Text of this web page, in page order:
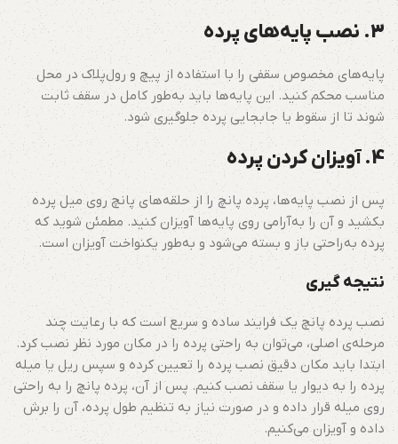
3. نصب پایه‌های پرده
پایه‌های مخصوص سقفی را با استفاده از پیچ و رول‌پلاک در محل
مناسب محکم کنید. این پایه‌ها باید به‌طور کامل در سقف ثابت
شوند تا از سقوط یا جابجایی پرده جلوگیری شود.
4. آویزان کردن پرده
پس از نصب پایه‌ها، پرده پانچ را از حلقه‌های پانچ روی میل پرده
بکشید و آن را به‌آرامی روی پایه‌ها آویزان کنید. مطمئن شوید که
پرده به‌راحتی باز و بسته می‌شود و به‌طور یکنواخت آویزان است.
نتیجه گیری
نصب پرده پانچ یک فرایند ساده و سریع است که با رعایت چند
مرحله‌ی اصلی، می‌توان به راحتی پرده را در مکان مورد نظر نصب کرد.
ابتدا باید مکان دقیق نصب پرده را تعیین کرده و سپس ریل یا میله
پرده را به دیوار یا سقف نصب کنیم. پس از آن، پرده پانچ را به راحتی
روی میله قرار داده و در صورت نیاز به تنظیم طول پرده، آن را برش
داده و آویزان می‌کنیم.